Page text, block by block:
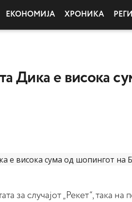
ЕКОНОМИЈА ХРОНИКА
Дика е висока
за случајот „Рекет“, така на